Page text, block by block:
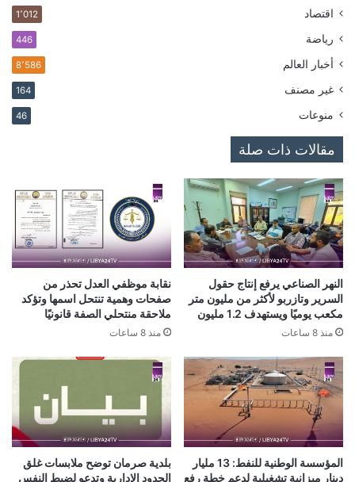
اقتصاد 1٬012
رياضة 446
أخبار العالم 8٬586
غير مصنف 164
منوعات 46
مقالات ذات صلة
النهر الصناعي يرفع إنتاج حقول
السرير وتازربو لأكثر من مليون متر
مكعب يوميًا ويستهدف 1.2 مليون
منذ 8 ساعات
نقابة موظفي العدل تحذر من
صفحات وهمية تنتحل اسمها وتؤكد
ملاحقة منتحلي الصفة قانونيًا
منذ 8 ساعات
المؤسسة الوطنية للنفط: 13 مليار
دينار ميزانية تشغيلية لدعم خطة رفع
بلدية صرمان توضح ملابسات غلق
الحدود الإدارية وتدعو لضبط النفس